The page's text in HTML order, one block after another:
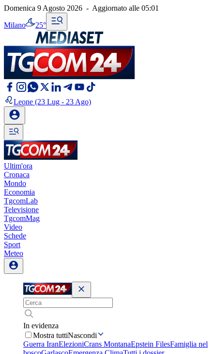
Domenica 9 Agosto 2026 - Aggiornato alle 05:01
Milano 25°
Leone (23 Lug - 23 Ago)
Ultim'ora
Cronaca
Mondo
Economia
TgcomLab
Televisione
TgcomMag
Video
Schede
Sport
Meteo
In evidenza
Mostra tuttiNascondi
Guerra IranElezioniCrans MontanaEpstein FilesFamiglia nel